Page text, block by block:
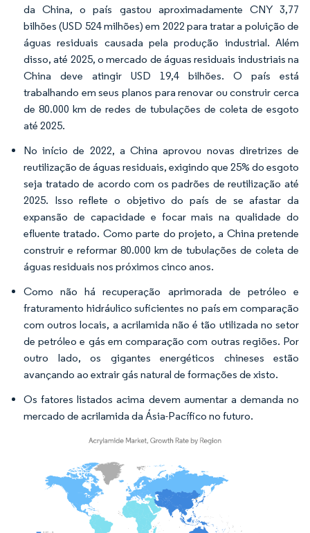
da China, o país gastou aproximadamente CNY 3,77
bilhões (USD 524 milhões) em 2022 para tratar a poluição de
águas residuais causada pela produção industrial. Além
disso, até 2025, o mercado de águas residuais industriais na
China deve atingir USD 19,4 bilhões. O país está
trabalhando em seus planos para renovar ou construir cerca
de 80.000 km de redes de tubulações de coleta de esgoto
até 2025.
No início de 2022, a China aprovou novas diretrizes de
reutilização de águas residuais, exigindo que 25% do esgoto
seja tratado de acordo com os padrões de reutilização até
2025. Isso reflete o objetivo do país de se afastar da
expansão de capacidade e focar mais na qualidade do
efluente tratado. Como parte do projeto, a China pretende
construir e reformar 80.000 km de tubulações de coleta de
águas residuais nos próximos cinco anos.
Como não há recuperação aprimorada de petróleo e
fraturamento hidráulico suficientes no país em comparação
com outros locais, a acrilamida não é tão utilizada no setor
de petróleo e gás em comparação com outras regiões. Por
outro lado, os gigantes energéticos chineses estão
avançando ao extrair gás natural de formações de xisto.
Os fatores listados acima devem aumentar a demanda no
mercado de acrilamida da Ásia-Pacífico no futuro.